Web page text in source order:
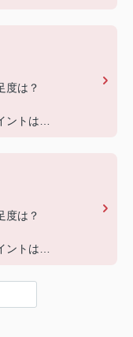
度は？
トは？
度は？
トは？